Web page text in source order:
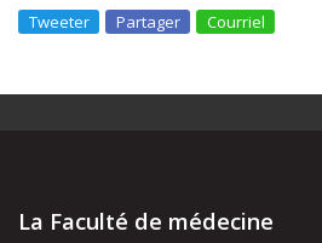
Tweeter Partager Courriel
La Faculté de médecine